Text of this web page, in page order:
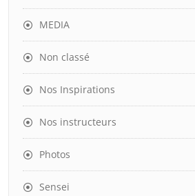
MEDIA
Non classé
Nos Inspirations
Nos instructeurs
Photos
Sensei